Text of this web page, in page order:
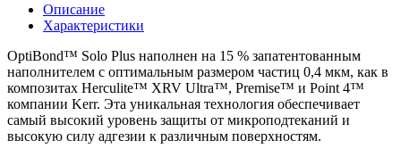
Описание
Характеристики
OptiBond™ Solo Plus наполнен на 15 % запатентованным
наполнителем с оптимальным размером частиц 0,4 мкм, как в
композитах Herculite™ XRV Ultra™, Premise™ и Point 4™
компании Kerr. Эта уникальная технология обеспечивает
самый высокий уровень защиты от микроподтеканий и
высокую силу адгезии к различным поверхностям.